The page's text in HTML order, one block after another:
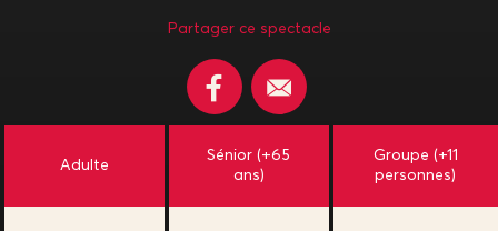
Partager ce spectacle
Adulte
Sénior (+65
ans)
Groupe (+11
personnes)